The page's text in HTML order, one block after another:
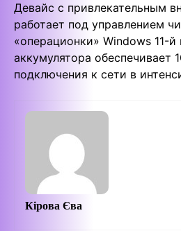
Девайс с привлекательным
работает под управлением
«операционки» Windows 11-й
аккумулятора обеспечивает
подключения к сети в
Кірова Єва